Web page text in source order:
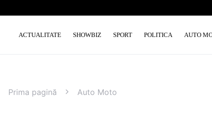
ACTUALITATE SHOWBIZ SPORT POLITICA AUTO
Prima pagină Auto Moto